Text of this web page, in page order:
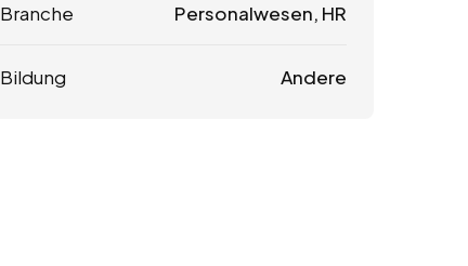
Branche Personalwesen, HR
Bildung Andere